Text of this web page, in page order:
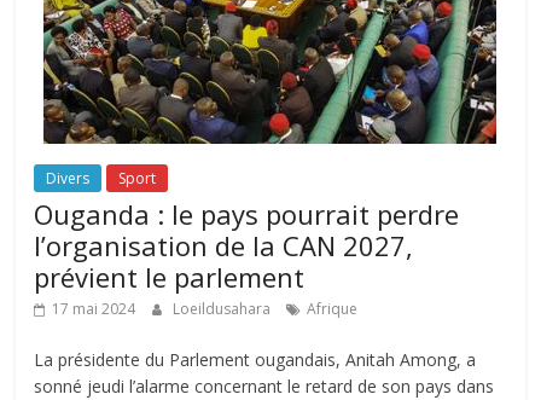
Divers Sport
Ouganda : le pays pourrait perdre
l’organisation de la CAN 2027,
prévient le parlement
17 mai 2024 Loeildusahara Afrique
La présidente du Parlement ougandais, Anitah Among, a
sonné jeudi l’alarme concernant le retard de son pays dans